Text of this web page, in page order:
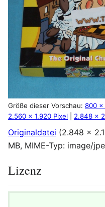
Größe dieser Vorschau: 800 ×
2.560 × 1.920 Pixel
2.848 ×
Originaldatei (2.848 ×
MB, MIME-Typ: image/
Lizenz